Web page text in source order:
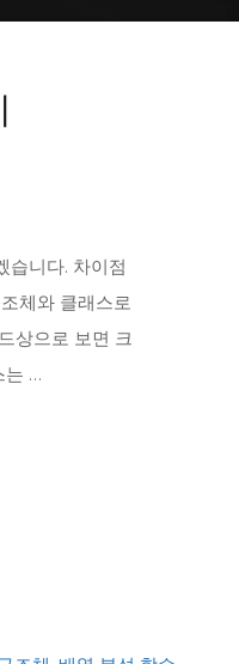
니다. 차이점
체와 클래스로
상으로 보면 크
는 …